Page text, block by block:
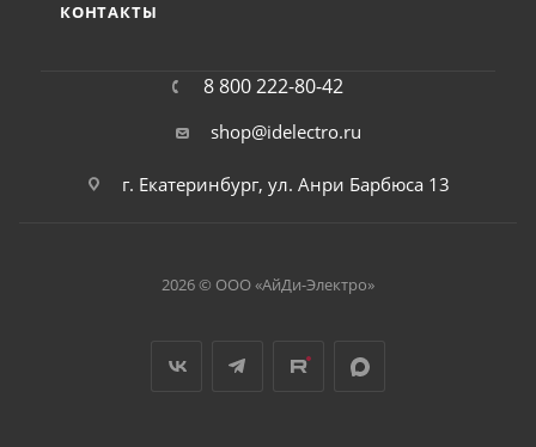
КОНТАКТЫ
8 800 222-80-42
shop@idelectro.ru
г. Екатеринбург, ул. Анри Барбюса 13
2026 © ООО «АйДи-Электро»